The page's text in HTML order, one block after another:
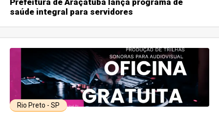
Prefeitura de Araçatuba lança programa de
saúde integral para servidores
Rio Preto - SP